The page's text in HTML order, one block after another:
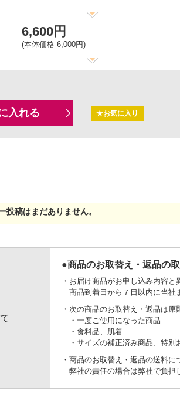
6,600円
(本体価格 6,000円)
入れる ★お気に入り
投稿はまだありません。
●商品のお取替え・返品の
お届け商品がお申し込み内容と
商品到着日から７日以内に当社
次の商品のお取替え・返品は原
一度ご使用になった商品
食料品、肌着
サイズの補正済み商品、特別
商品のお取替え・返品の送料に
弊社の責任の場合は弊社で負担